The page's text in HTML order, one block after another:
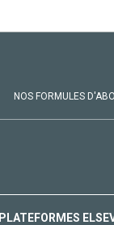
NOS FORMULES
PLATEFORMES